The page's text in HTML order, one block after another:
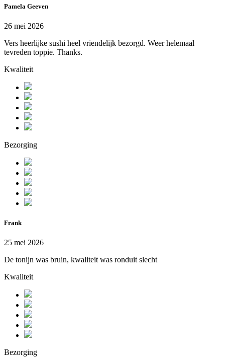
Pamela Geeven
26 mei 2026
Vers heerlijke sushi heel vriendelijk bezorgd. Weer helemaal
tevreden toppie. Thanks.
Kwaliteit
Bezorging
Frank
25 mei 2026
De tonijn was bruin, kwaliteit was ronduit slecht
Kwaliteit
Bezorging